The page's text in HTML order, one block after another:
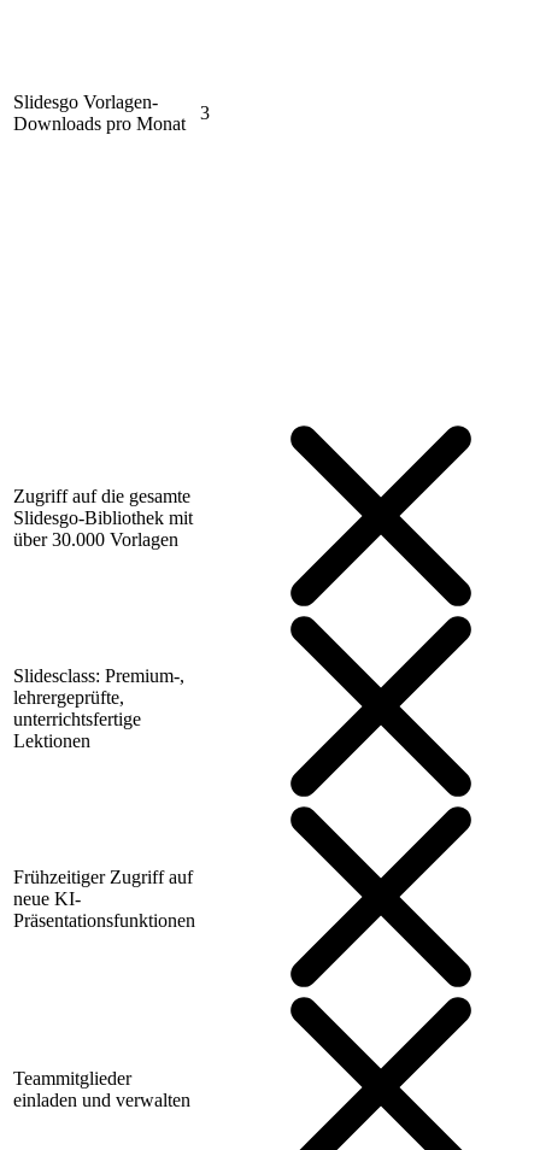
Slidesgo Vorlagen-
Downloads pro Monat
3
Zugriff auf die gesamte
Slidesgo-Bibliothek mit
über 30.000 Vorlagen
Slidesclass: Premium-,
lehrergeprüfte,
unterrichtsfertige
Lektionen
Frühzeitiger Zugriff auf
neue KI-
Präsentationsfunktionen
Teammitglieder
einladen und verwalten